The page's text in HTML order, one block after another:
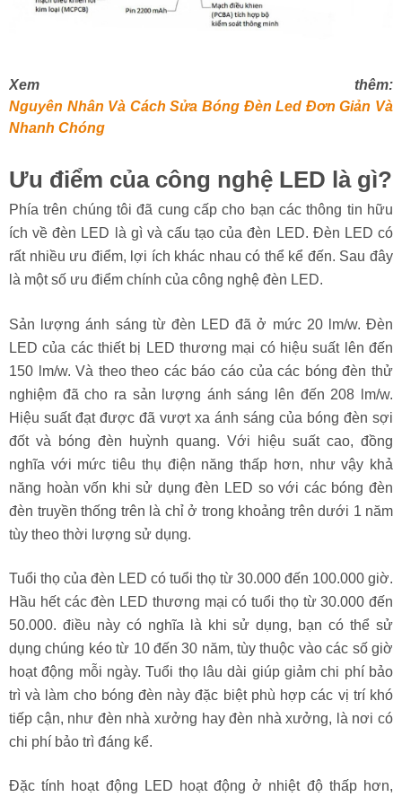
Xem thêm:
Nguyên Nhân Và Cách Sửa Bóng Đèn Led Đơn Giản Và
Nhanh Chóng
Ưu điểm của công nghệ LED là gì?
Phía trên chúng tôi đã cung cấp cho bạn các thông tin hữu
ích về đèn LED là gì và cấu tạo của đèn LED. Đèn LED có
rất nhiều ưu điểm, lợi ích khác nhau có thể kể đến. Sau đây
là một số ưu điểm chính của công nghệ đèn LED.
Sản lượng ánh sáng từ đèn LED đã ở mức 20 lm/w. Đèn
LED của các thiết bị LED thương mại có hiệu suất lên đến
150 lm/w. Và theo theo các báo cáo của các bóng đèn thử
nghiệm đã cho ra sản lượng ánh sáng lên đến 208 lm/w.
Hiệu suất đạt được đã vượt xa ánh sáng của bóng đèn sợi
đốt và bóng đèn huỳnh quang. Với hiệu suất cao, đồng
nghĩa với mức tiêu thụ điện năng thấp hơn, như vậy khả
năng hoàn vốn khi sử dụng đèn LED so với các bóng đèn
đèn truyền thống trên là chỉ ở trong khoảng trên dưới 1 năm
tùy theo thời lượng sử dụng.
Tuổi thọ của đèn LED có tuổi thọ từ 30.000 đến 100.000 giờ.
Hầu hết các đèn LED thương mại có tuổi thọ từ 30.000 đến
50.000. điều này có nghĩa là khi sử dụng, bạn có thể sử
dụng chúng kéo từ 10 đến 30 năm, tùy thuộc vào các số giờ
hoạt động mỗi ngày. Tuổi thọ lâu dài giúp giảm chi phí bảo
trì và làm cho bóng đèn này đặc biệt phù hợp các vị trí khó
tiếp cận, như đèn nhà xưởng hay đèn nhà xưởng, là nơi có
chi phí bảo trì đáng kể.
Đặc tính hoạt động LED hoạt động ở nhiệt độ thấp hơn,